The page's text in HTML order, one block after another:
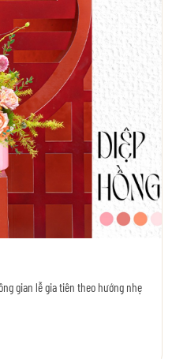
gian lễ gia tiên theo hướng nhẹ